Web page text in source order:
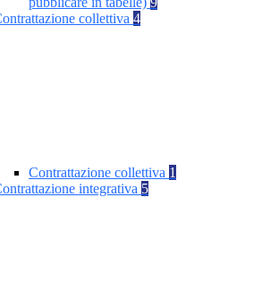
collettiva 4
Contrattazione collettiva 1
integrativa 5